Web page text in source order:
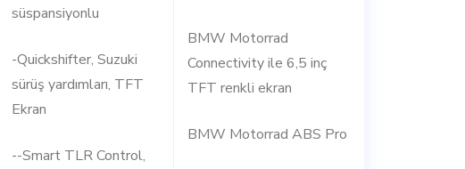
süspansiyonlu
-Quickshifter, Suzuki
sürüş yardımları, TFT
Ekran
--Smart TLR Control,
BMW Motorrad
Connectivity ile 6,5 inç
TFT renkli ekran
BMW Motorrad ABS Pro